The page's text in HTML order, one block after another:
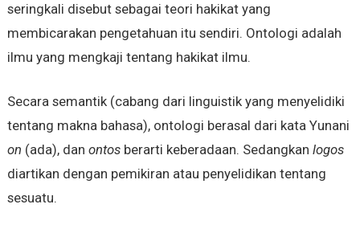
seringkali disebut sebagai teori hakikat yang
membicarakan pengetahuan itu sendiri. Ontologi adalah
ilmu yang mengkaji tentang hakikat ilmu.
Secara semantik (cabang dari linguistik yang menyelidiki
tentang makna bahasa), ontologi berasal dari kata Yunani
on (ada), dan ontosberarti keberadaan. Sedangkan logos
diartikan dengan pemikiran atau penyelidikan tentang
sesuatu.